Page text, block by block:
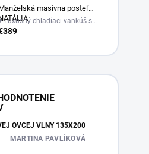
masívna posteľ
Luxusný chladiaci vankúš so
pamäťovou penou
OVČEJ VLNY 135X200
MARTINA PAVLÍKOVÁ